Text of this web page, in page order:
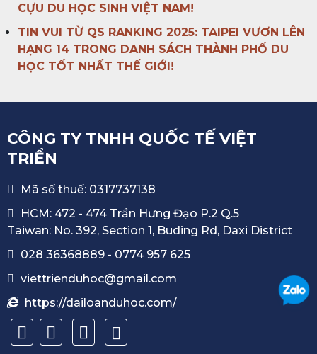
CỰU DU HỌC SINH VIỆT NAM!
TIN VUI TỪ QS RANKING 2025: TAIPEI VƯƠN LÊN
HẠNG 14 TRONG DANH SÁCH THÀNH PHỐ DU
HỌC TỐT NHẤT THẾ GIỚI!
CÔNG TY TNHH QUỐC TẾ VIỆT
TRIỂN
Mã số thuế: 0317737138
HCM: 472 - 474 Trần Hưng Đạo P.2 Q.5
Taiwan: No. 392, Section 1, Buding Rd, Daxi District
028 36368889 - 0774 957 625
viettrienduhoc@gmail.com
https://dailoanduhoc.com/